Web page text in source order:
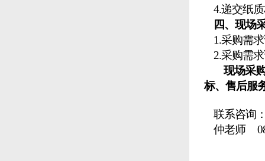
4.递交纸
四、现场
1.采购需
2.采购需
现场采
标、售后服
联系咨询
仲老师